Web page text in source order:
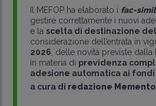
Il MEFOP ha elaborato i fac-
gestire correttamente i nuovi
e la scelta di destinazione del
considerazione dell’entrata in
2026 , delle novità previste dalla
in materia di previdenza
adesione automatica ai fondi
a cura di redazione Memento